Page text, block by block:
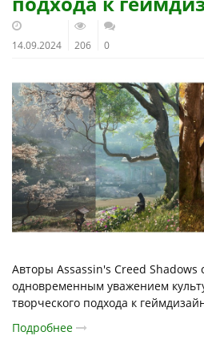
14.09.2024 206 0
Авторы Assassin's Creed Shadows
одновременным уважением
творческого подхода к
Подробнее